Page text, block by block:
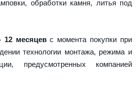
обработки камня, литья под
12 месяцевс момента покупки при
технологии монтажа, режима и
предусмотренных компанией